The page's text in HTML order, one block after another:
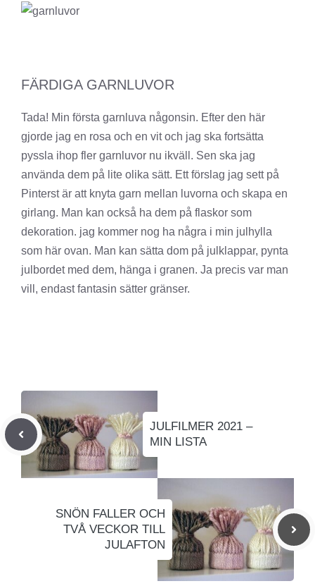
FÄRDIGA GARNLUVOR
Tada! Min första garnluva någonsin. Efter den här
gjorde jag en rosa och en vit och jag ska fortsätta
pyssla ihop fler garnluvor nu ikväll. Sen ska jag
använda dem på lite olika sätt. Ett förslag jag sett på
Pinterst är att knyta garn mellan luvorna och skapa en
girlang. Man kan också ha dem på flaskor som
dekoration. jag kommer nog ha några i min julhylla
som här ovan. Man kan sätta dom på julklappar, pynta
julbordet med dem, hänga i granen. Ja precis var man
vill, endast fantasin sätter gränser.
JULFILMER 2021 –
MIN LISTA
SNÖN FALLER OCH
TVÅ VECKOR TILL
JULAFTON